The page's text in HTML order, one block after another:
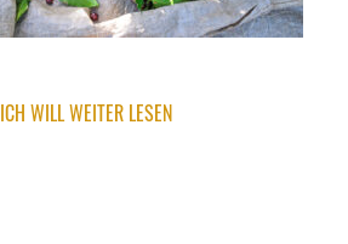
ICH WILL WEITER LESEN